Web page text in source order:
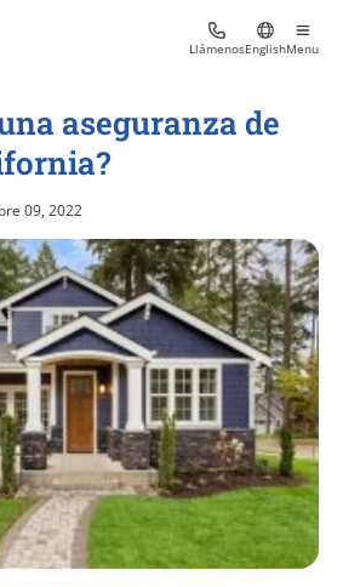
LlámenosEnglishMenu
aseguranza de
09, 2022